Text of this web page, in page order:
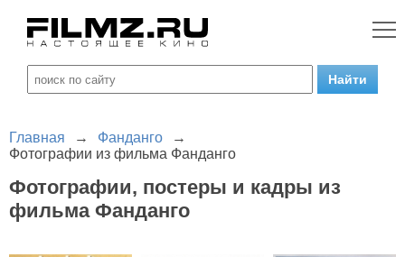
Главная → Фанданго
→
Фотографии из фильма Фанданго
Фотографии, постеры и кадры из
фильма Фанданго